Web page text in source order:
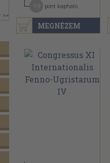
>>
MEGNÉZEM
pont kapható